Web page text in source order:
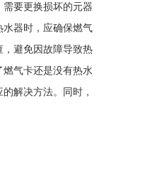
要更换损坏的元器
器时，应确保燃气
避免因故障导致热
气卡还是没有热水
解决方法。同时，